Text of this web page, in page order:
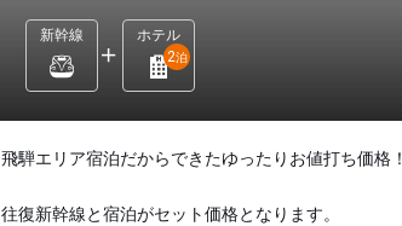
新幹線
ホテル
2泊
飛騨エリア宿泊だからできたゆったりお値打ち価格！
往復新幹線と宿泊がセット価格となります。